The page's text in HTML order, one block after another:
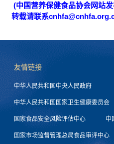
(中国营养保健食品协会网站
转载请联系
友情链接
中华人民共和国中央人民政府
中华人民共和国国家卫生健康委员会
国家食品安全风险评估中心 中
国家市场监督管理总局食品审评中心